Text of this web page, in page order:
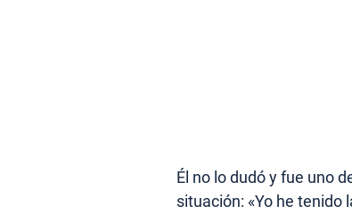
Él no lo dudó y fue uno
situación: «Yo he tenido